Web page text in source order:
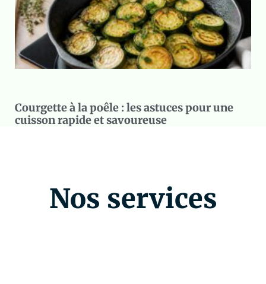
Courgette à la poêle : les astuces pour une
cuisson rapide et savoureuse
Nos services